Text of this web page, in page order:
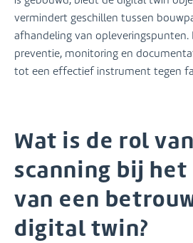
vermindert geschillen tussen
afhandeling van opleveringspunten.
preventie, monitoring en
tot een effectief instrument tegen
Wat is de rol
scanning bij het
van een
digital twin?